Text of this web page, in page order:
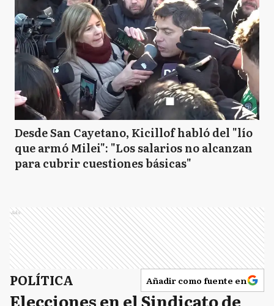
Desde San Cayetano, Kicillof habló del "lío
que armó Milei": "Los salarios no alcanzan
para cubrir cuestiones básicas"
Ads
POLÍTICA Añadir como fuente en
Elecciones en el Sindicato de